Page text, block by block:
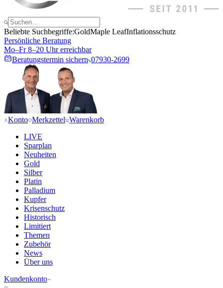
Beliebte Suchbegriffe:GoldMaple LeafInflationsschutz
Persönliche Beratung
Mo–Fr 8–20 Uhr erreichbar
Beratungstermin sichern 07930-2699
Konto Merkzettel Warenkorb
LIVE
Sparplan
Neuheiten
Gold
Silber
Platin
Palladium
Kupfer
Krisenschutz
Historisch
Limitiert
Themen
Zubehör
News
Über uns
Kundenkonto